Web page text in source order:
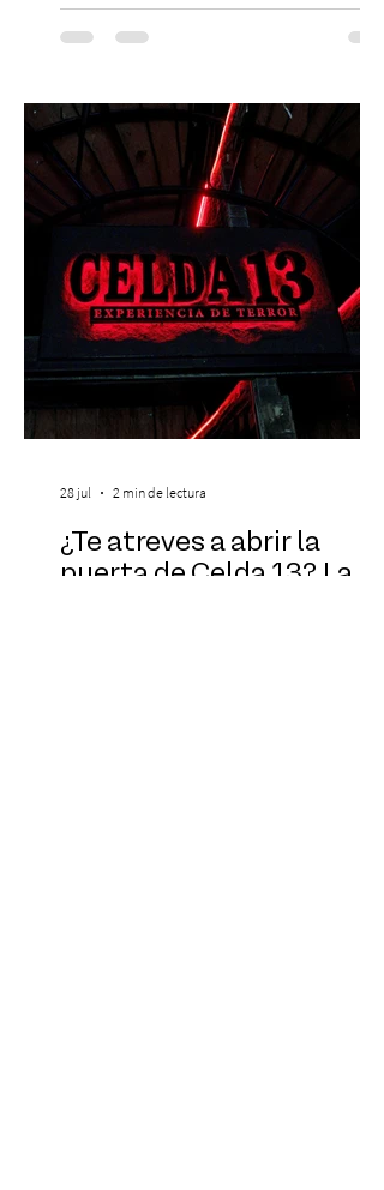
vivir una jornada de música, comunidad y
cultura electrónica desde las 18:00 horas.
viernes 31 de julio, a las 13:00 horas, a
través de Passline. Hay artistas que marcan
una época y otros que construyen la
historia. Carl Cox pertenece a esta última
categoría. Considerado una de las figura
¿Te atreves a abrir la
puerta de Celda 13? La
28 jul 2 min de lectura